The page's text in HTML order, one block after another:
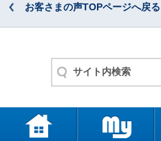
お客さまの声TOPページへ戻る